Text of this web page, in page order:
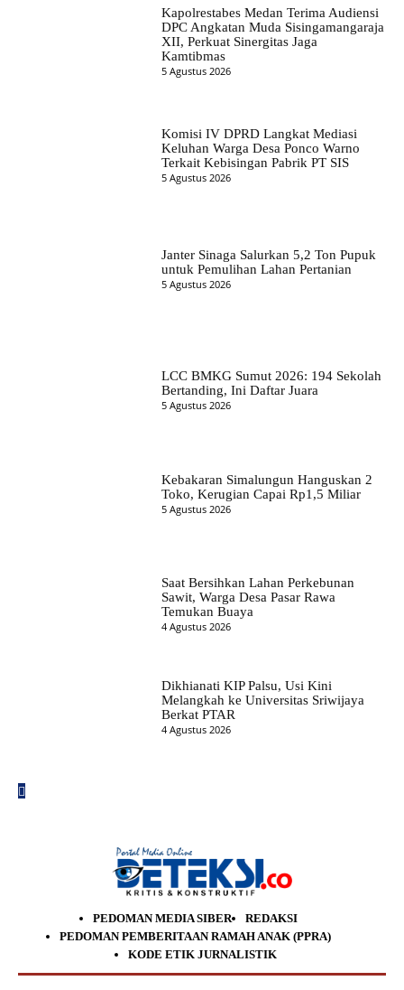
Kapolrestabes Medan Terima Audiensi
DPC Angkatan Muda Sisingamangaraja
XII, Perkuat Sinergitas Jaga
Kamtibmas
5 Agustus 2026
Komisi IV DPRD Langkat Mediasi
Keluhan Warga Desa Ponco Warno
Terkait Kebisingan Pabrik PT SIS
5 Agustus 2026
Janter Sinaga Salurkan 5,2 Ton Pupuk
untuk Pemulihan Lahan Pertanian
5 Agustus 2026
LCC BMKG Sumut 2026: 194 Sekolah
Bertanding, Ini Daftar Juara
5 Agustus 2026
Kebakaran Simalungun Hanguskan 2
Toko, Kerugian Capai Rp1,5 Miliar
5 Agustus 2026
Saat Bersihkan Lahan Perkebunan
Sawit, Warga Desa Pasar Rawa
Temukan Buaya
4 Agustus 2026
Dikhianati KIP Palsu, Usi Kini
Melangkah ke Universitas Sriwijaya
Berkat PTAR
4 Agustus 2026
PEDOMAN MEDIA SIBER
REDAKSI
PEDOMAN PEMBERITAAN RAMAH ANAK (PPRA)
KODE ETIK JURNALISTIK